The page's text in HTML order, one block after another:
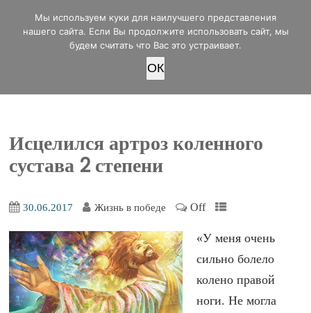
office@lifeinvictory.ru
+7 950 189 4420
Россия, г.Оренбург, ул.Мира 32/2
Исцелился артроз коленного
сустава 2 степени
30.06.2017 Жизнь в победе Off
«У меня очень
сильно болело
колено правой
ноги. Не могла
Мы используем куки для наилучшего представления
нашего сайта. Если Вы продолжите использовать сайт, мы
будем считать что Вас это устраивает.
OК